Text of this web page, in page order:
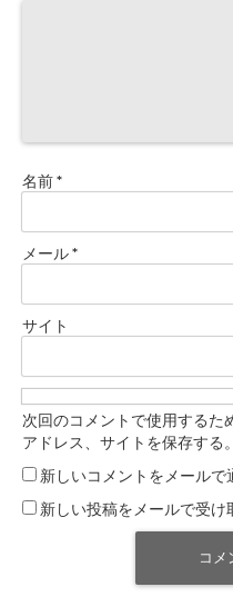
名前*
メール*
サイト
次回のコメントで使用するた
アドレス、サイトを保存する。
新しいコメントをメールで
新しい投稿をメールで受け